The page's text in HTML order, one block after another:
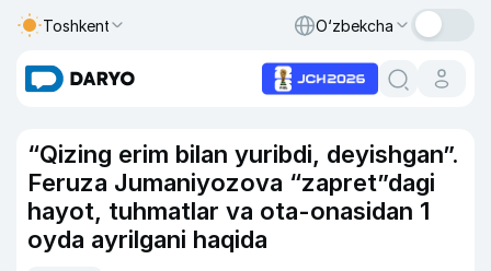
Toshkent O‘zbekcha
“Qizing erim bilan yuribdi, deyishgan”.
Feruza Jumaniyozova “zapret”dagi
hayot, tuhmatlar va ota-onasidan 1
oyda ayrilgani haqida